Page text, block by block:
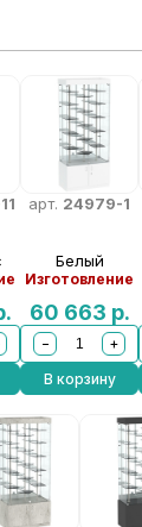
арт. 24979-1
Белый
Изготовление
60 663 р.
−
+
В корзину